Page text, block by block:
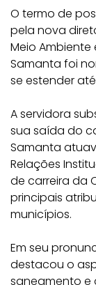
O termo de
pela nova
Meio Ambiente
Samanta foi
se estender
A servidora
sua saída do
Samanta
Relações
de carreira da
principais
municípios.
Em seu
destacou o
saneamento e